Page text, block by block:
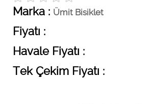
Marka : Ümit Bisiklet
Fiyatı :
Havale Fiyatı :
Tek Çekim Fiyatı :